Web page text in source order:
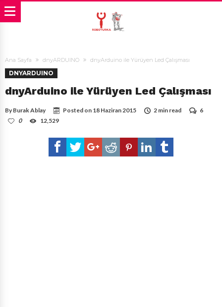
Ana Sayfa dnyARDUINO dnyArduino ile Yürüyen Led Çalışması
DNYARDUINO
dnyArduino ile Yürüyen Led Çalışması
By Burak Ablay Posted on 18 Haziran 2015 2 min read
6
0
12,529